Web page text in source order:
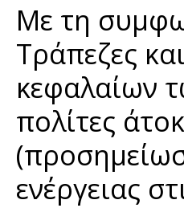
Με τη
Τράπεζες
κεφαλαίων
πολίτες
ενέργειας